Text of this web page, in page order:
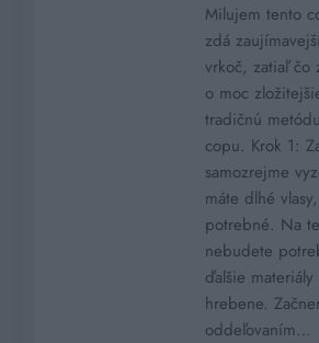
Milujem tento
zdá
vrkoč, zatiaľ čo
o moc
tradičnú
copu. Krok 1:
samozrejme
máte dlhé
potrebné. Na
nebudete
ďalšie
hrebene.
oddeľovaním…